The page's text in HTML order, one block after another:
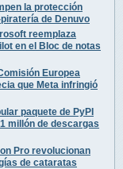
la protección
de Denuvo
reemplaza
en el Bloc de notas
Europea
que Meta infringió
paquete de PyPI
millón de descargas
Pro revolucionan
de cataratas